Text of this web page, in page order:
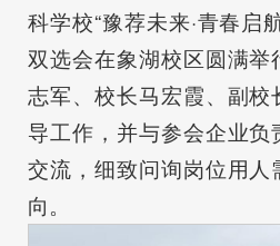
科学校“豫荐未来·青春启
双选会在象湖校区圆满
志军、校长马宏霞、副
导工作，并与参会企业负
交流，细致问询岗位用
向。